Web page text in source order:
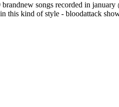
songs recorded in
this kind of style - bloodattack